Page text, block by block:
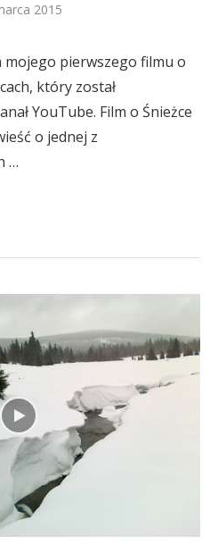
2015
mojego pierwszego filmu o
który został
YouTube. Film o Śnieżce
o jednej z
…